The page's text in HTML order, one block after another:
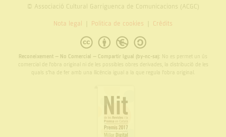
© Associació Cultural Garriguenca de Comunicacions (ACGC)
Nota legal Politica de cookies Crèdits
Reconeixement – No Comercial – Compartir Igual (by-nc-sa): No es permet un ús
comercial de l’obra original ni de les possibles obres derivades, la distribució de les
quals s’ha de fer amb una llicència igual a la que regula l’obra original.